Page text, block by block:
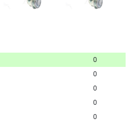
0
0
0
0
0